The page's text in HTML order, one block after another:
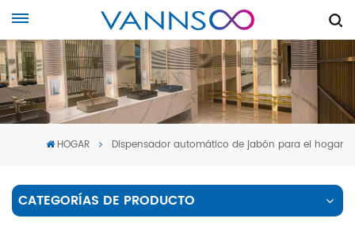
HOGAR Dispensador automático de jabón para el hogar
CATEGORÍAS DE PRODUCTO